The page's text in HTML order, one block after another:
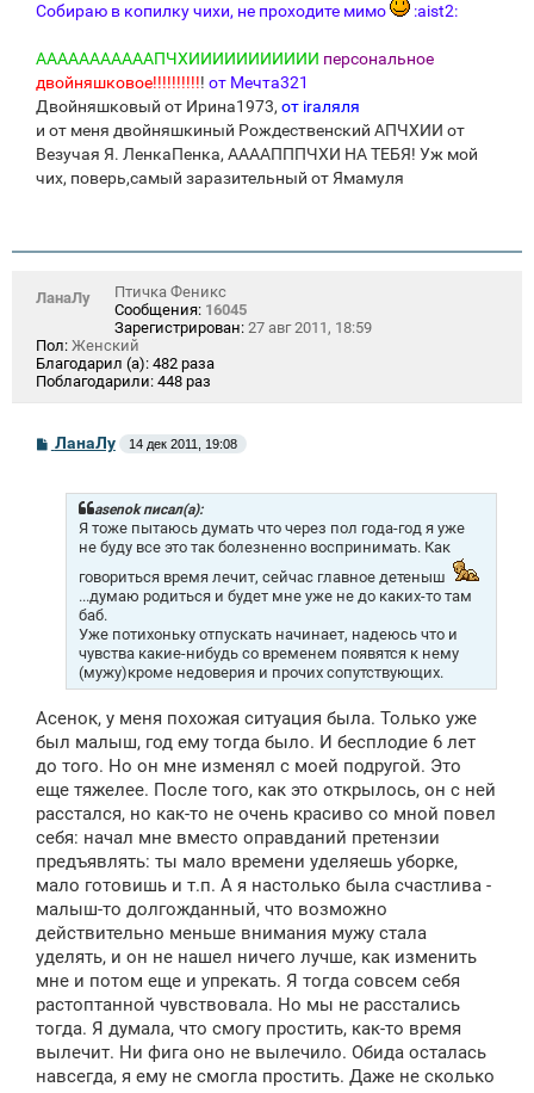
Собираю в копилку чихи, не проходите мимо :aist2:
АААААААААААПЧХИИИИИИИИИИИ персональное
двойняшковое!!!!!!!!!!! от Мечта321
Двойняшковый от Ирина1973, от iraляля
и от меня двойняшкиный Рождественский АПЧХИИ от
Везучая Я. ЛенкаПенка, ААААПППЧХИ НА ТЕБЯ! Уж мой
чих, поверь,самый заразительный от Ямамуля
ЛанаЛу
Птичка Феникс
Сообщения: 16045
Зарегистрирован: 27 авг 2011, 18:59
Пол: Женский
Благодарил (а): 482 раза
Поблагодарили: 448 раз
С
ЛанаЛу 14 дек 2011, 19:08
asenok писал(а):
Я тоже пытаюсь думать что через пол года-год я уже
не буду все это так болезненно воспринимать. Как
говориться время лечит, сейчас главное детеныш
...думаю родиться и будет мне уже не до каких-то там
баб.
Уже потихоньку отпускать начинает, надеюсь что и
чувства какие-нибудь со временем появятся к нему
(мужу)кроме недоверия и прочих сопутствующих.
Асенок, у меня похожая ситуация была. Только уже
был малыш, год ему тогда было. И бесплодие 6 лет
до того. Но он мне изменял с моей подругой. Это
еще тяжелее. После того, как это открылось, он с ней
расстался, но как-то не очень красиво со мной повел
себя: начал мне вместо оправданий претензии
предъявлять: ты мало времени уделяешь уборке,
мало готовишь и т.п. А я настолько была счастлива -
малыш-то долгожданный, что возможно
действительно меньше внимания мужу стала
уделять, и он не нашел ничего лучше, как изменить
мне и потом еще и упрекать. Я тогда совсем себя
растоптанной чувствовала. Но мы не расстались
тогда. Я думала, что смогу простить, как-то время
вылечит. Ни фига оно не вылечило. Обида осталась
навсегда, я ему не смогла простить. Даже не сколько